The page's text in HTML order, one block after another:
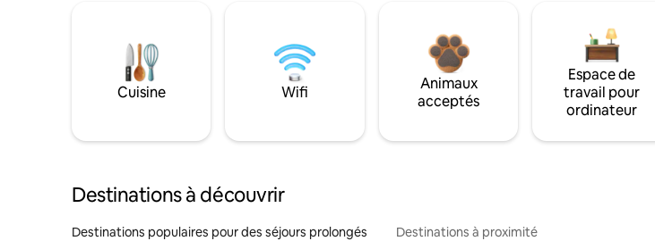
Cuisine Wifi
Animaux
acceptés
Espace de
travail pour
ordinateur
Destinations à découvrir
Destinations populaires pour des séjours prolongés Destinations à proximité